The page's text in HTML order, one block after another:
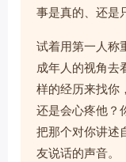
事是真的、还是
试着用第一人称
成年人的视角去
样的经历来找你
还是会心疼他？
把那个对你讲述
友说话的声音。